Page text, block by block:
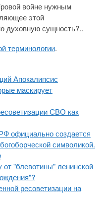
войне нужным
этой
духовную сущность?..
терминологии.
Апокалипсис
маскирует
СВО как
официально создается
символикой.
от "блевотины" ленинской
ресоветизации на